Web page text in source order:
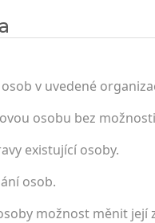
v uvedené
osobu bez
existující osoby.
osob.
možnost měnit